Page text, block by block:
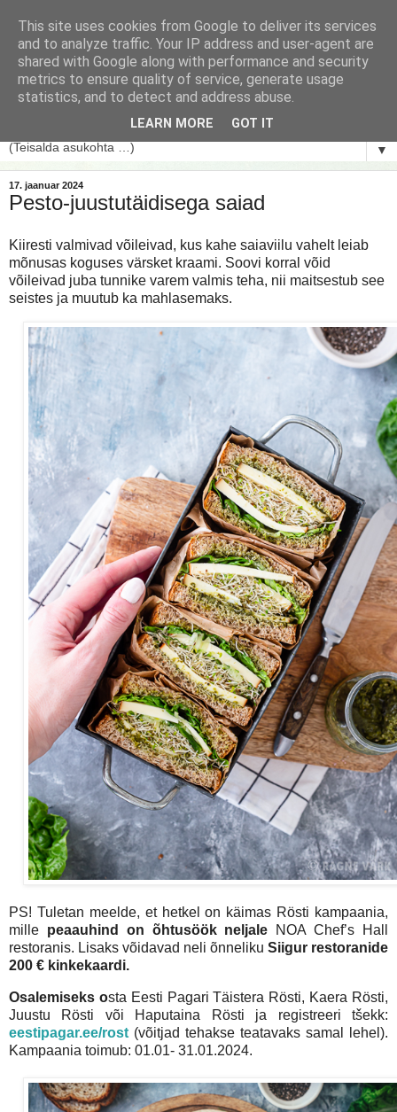
▼
17. jaanuar 2024
Pesto-juustutäidisega saiad
Kiiresti valmivad võileivad, kus kahe saiaviilu vahelt leiab
mõnusas koguses värsket kraami. Soovi korral võid
võileivad juba tunnike varem valmis teha, nii maitsestub see
seistes ja muutub ka mahlasemaks.
PS! Tuletan meelde, et hetkel on käimas Rösti kampaania,
mille peaauhind on õhtusöök neljale NOA Chef’s Hall
restoranis. Lisaks võidavad neli õnneliku Siigur restoranide
200 € kinkekaardi.
Osalemiseks osta Eesti Pagari Täistera Rösti, Kaera Rösti,
Juustu Rösti või Haputaina Rösti ja registreeri tšekk:
eestipagar.ee/rost (võitjad tehakse teatavaks samal lehel).
Kampaania toimub: 01.01- 31.01.2024.
This site uses cookies from Google to deliver its services
and to analyze traffic. Your IP address and user-agent are
shared with Google along with performance and security
metrics to ensure quality of service, generate usage
statistics, and to detect and address abuse.
LEARN MORE GOT IT